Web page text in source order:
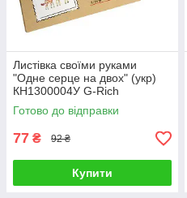
Листівка своїми руками
"Одне серце на двох" (укр)
КН1300004У G-Rich
Готово до відправки
77 ₴ 92 ₴
Купити